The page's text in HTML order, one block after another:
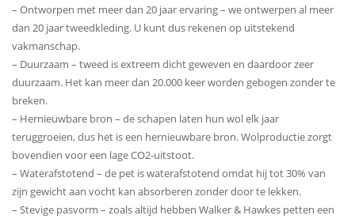
– Ontworpen met meer dan 20 jaar ervaring – we ontwerpen al meer
dan 20 jaar tweedkleding. U kunt dus rekenen op uitstekend
vakmanschap.
– Duurzaam – tweed is extreem dicht geweven en daardoor zeer
duurzaam. Het kan meer dan 20.000 keer worden gebogen zonder te
breken.
– Hernieuwbare bron – de schapen laten hun wol elk jaar
teruggroeien, dus het is een hernieuwbare bron. Wolproductie zorgt
bovendien voor een lage CO2-uitstoot.
– Waterafstotend – de pet is waterafstotend omdat hij tot 30% van
zijn gewicht aan vocht kan absorberen zonder door te lekken.
– Stevige pasvorm – zoals altijd hebben Walker & Hawkes petten een